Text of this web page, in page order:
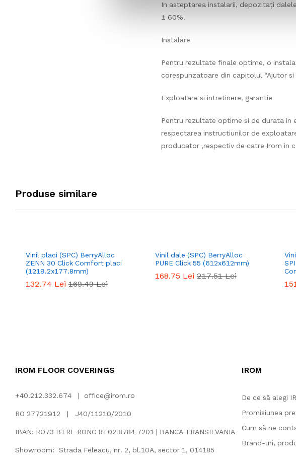
In asteptarea instalarii, depozitați
± 60%.
Instalare
Pentru rezultate finale optime, o
corespunzatoare din capitolul “Ajutor
Exploatare si intretinere, garantie
Pentru rezultate optime si de durata in
respectarea instructiunilor de
producator ,respectiv de catre Irom in
Produse similare
Vinil placi (SPC) BerryAlloc
ZENN 30 Click Comfort placi
(1219.2x177.8mm)
132.74 Lei 169.49 Lei
Vinil dale (SPC) BerryAlloc
PURE Click 55 (612x612mm)
168.75 Lei 217.51 Lei
IROM FLOOR COVERINGS
+40.212.332.674 | office@irom.ro
RO 27721912 | J40/11210/2010
IBAN: RO73 BTRL RONC RT02 8784 7201 | BANCA TRANSILVANIA
Showroom: Strada Feleacu, nr. 2, bl.10A, sector 1, 014185
IROM
De ce să alegi
Promisiunea
Cum să ne
Brand-uri,